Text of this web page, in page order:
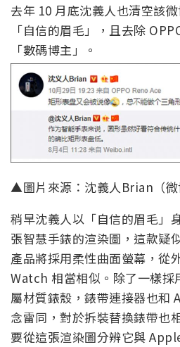
去年 10 月底沈義人也清空該
「自信的眉毛」，且去除
「數碼博主」。
▲圖片來源：沈義人Brian（微
稍早沈義人以「自信的眉毛」
張智慧手錶的渲染圖，這款疑
產品將採用柔性曲面螢幕，從
Watch 相當相似。除了一樣採
屬材質錶殼，錶帶連接器也和
念雷同，對於拆裝替換錶帶也
要從這張渲染圖分辨它與